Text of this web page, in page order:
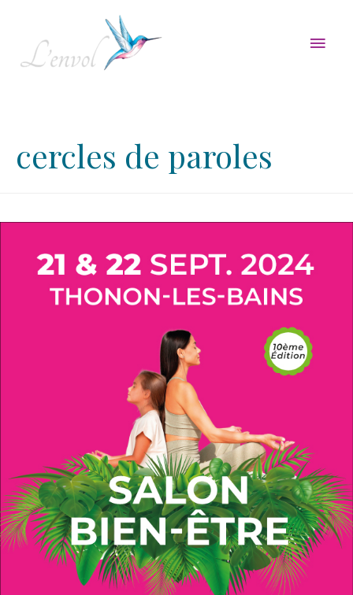
cercles de paroles